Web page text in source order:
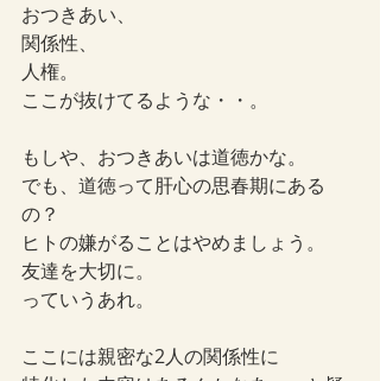
おつきあい、
関係性、
人権。
ここが抜けてるような・・。
もしや、おつきあいは道徳かな。
でも、道徳って肝心の思春期にある
の？
ヒトの嫌がることはやめましょう。
友達を大切に。
っていうあれ。
ここには親密な2人の関係性に